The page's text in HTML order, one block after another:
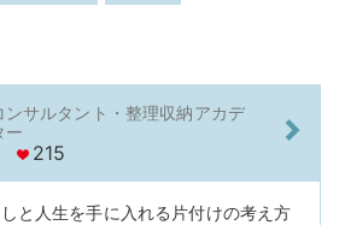
ンサルタント・整理収納アカデ
ー
215
と人生を手に入れる片付けの考え方